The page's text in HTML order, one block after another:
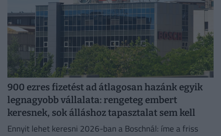
900 ezres fizetést ad átlagosan hazánk egyik
legnagyobb vállalata: rengeteg embert
keresnek, sok álláshoz tapasztalat sem kell
Ennyit lehet keresni 2026-ban a Boschnál: íme a friss